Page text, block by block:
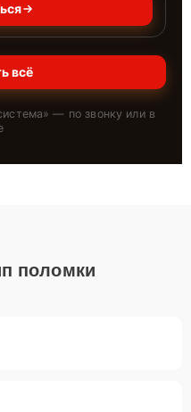
всё
» — по звонку или в
поломки